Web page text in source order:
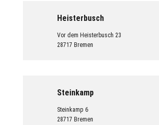
Heisterbusch
Vor dem Heisterbusch 23
28717 Bremen
Steinkamp
Steinkamp 6
28717 Bremen